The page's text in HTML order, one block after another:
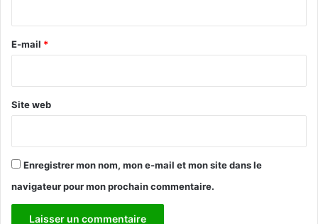
e
E-mail *
Site web
Enregistrer mon nom, mon e-mail et mon site dans le
navigateur pour mon prochain commentaire.